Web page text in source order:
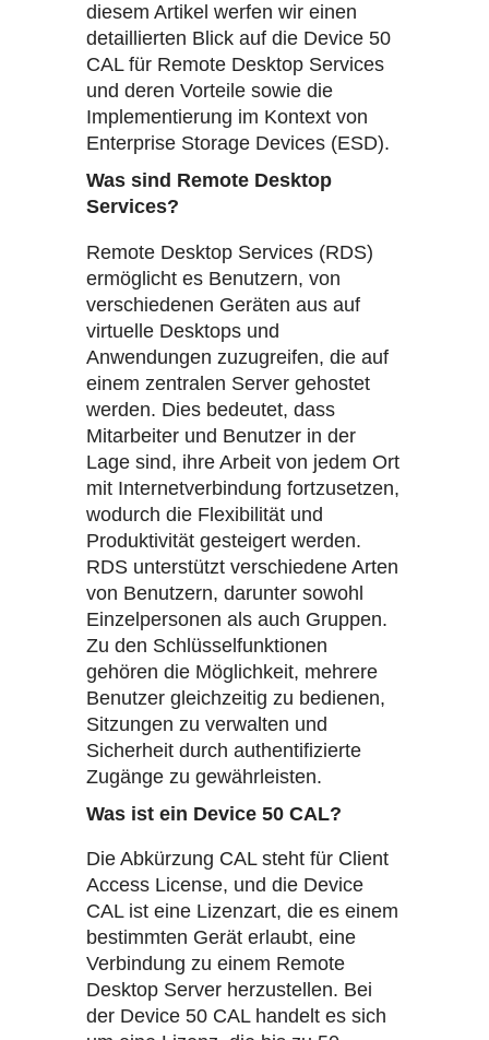
diesem Artikel werfen wir einen
detaillierten Blick auf die Device 50
CAL für Remote Desktop Services
und deren Vorteile sowie die
Implementierung im Kontext von
Enterprise Storage Devices (ESD).
Was sind Remote Desktop
Services?
Remote Desktop Services (RDS)
ermöglicht es Benutzern, von
verschiedenen Geräten aus auf
virtuelle Desktops und
Anwendungen zuzugreifen, die auf
einem zentralen Server gehostet
werden. Dies bedeutet, dass
Mitarbeiter und Benutzer in der
Lage sind, ihre Arbeit von jedem Ort
mit Internetverbindung fortzusetzen,
wodurch die Flexibilität und
Produktivität gesteigert werden.
RDS unterstützt verschiedene Arten
von Benutzern, darunter sowohl
Einzelpersonen als auch Gruppen.
Zu den Schlüsselfunktionen
gehören die Möglichkeit, mehrere
Benutzer gleichzeitig zu bedienen,
Sitzungen zu verwalten und
Sicherheit durch authentifizierte
Zugänge zu gewährleisten.
Was ist ein Device 50 CAL?
Die Abkürzung CAL steht für Client
Access License, und die Device
CAL ist eine Lizenzart, die es einem
bestimmten Gerät erlaubt, eine
Verbindung zu einem Remote
Desktop Server herzustellen. Bei
der Device 50 CAL handelt es sich